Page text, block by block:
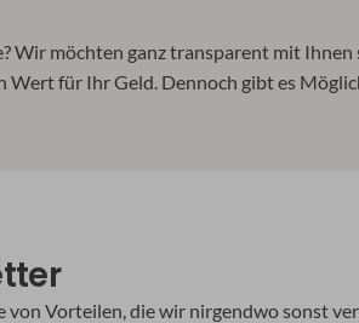
Wir möchten ganz transparent mit
für Ihr Geld. Dennoch gibt es
Vorteilen, die wir nirgendwo sonst